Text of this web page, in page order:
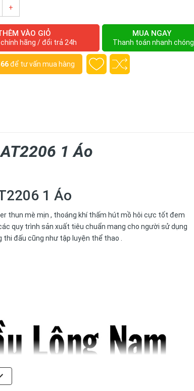
+
VÀO GIỎ
hãng / đổi trả 24h
MUA NGAY
Thanh toán nhanh chóng
để tư vấn mua hàng
1 Áo
1 Áo
thun mè mịn , thoáng khí thấm hút mồ hôi cực tốt đem
quy trình sản xuất tiêu chuẩn mang cho người sử dụng
đấu cũng như tập luyện thể thao .